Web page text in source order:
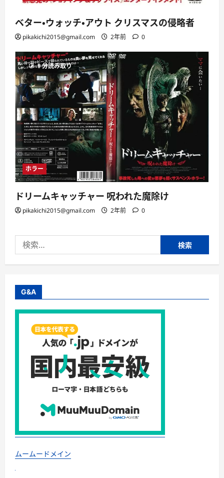
ベター・ウォッチ・アウト クリスマスの侵略者
pikakichi2015@gmail.com 2年前 0
1 分読み取り
ホラー
ドリームキャッチャー 呪われた魔除け
pikakichi2015@gmail.com 2年前 0
索:
G&A
ムームードメイン